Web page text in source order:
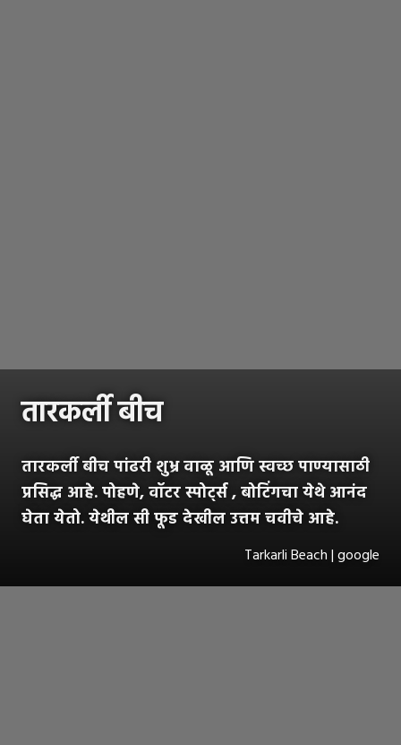
तारकर्ली बीच
तारकर्ली बीच पांढरी शुभ्र वाळू आणि स्वच्छ पाण्यासाठी
प्रसिद्ध आहे. पोहणे, वॉटर स्पोर्ट्स , बोटिंगचा येथे आनंद
घेता येतो. येथील सी फूड देखील उत्तम चवीचे आहे.
Tarkarli Beach | google